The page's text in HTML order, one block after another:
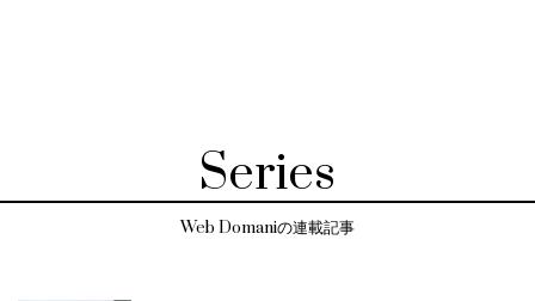
Series
Web Domaniの連載記事